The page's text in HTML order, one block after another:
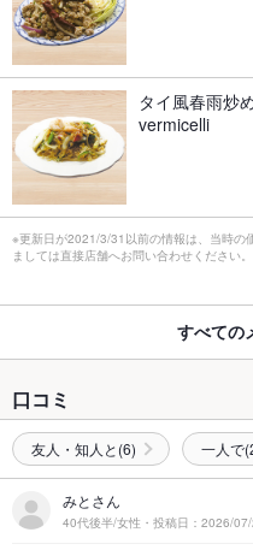
タイ風春雨
vermicelli
※更新日が2021/3/31以前の情報は、当時の
ましては直接店舗へお問い合わせください。
すべての
口コミ
友人・知人と(6) 一人で
みとさん
40代後半/女性・投稿日：2026/